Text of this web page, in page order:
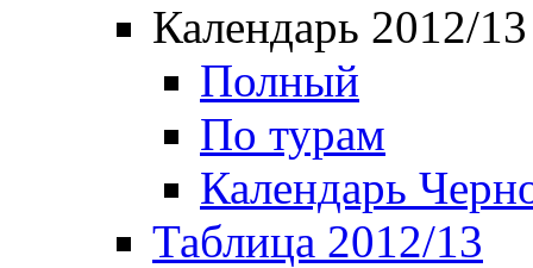
Календарь 2012/13
Полный
По турам
Календарь
Таблица 2012/13